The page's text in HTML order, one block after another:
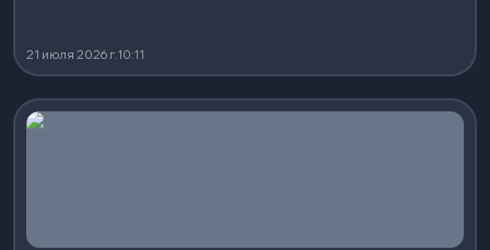
21 июля 2026 г.10:11